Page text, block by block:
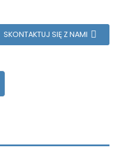
SKONTAKTUJ SIĘ Z NAMI